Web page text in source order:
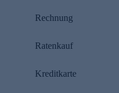
Rechnung
Ratenkauf
Kreditkarte